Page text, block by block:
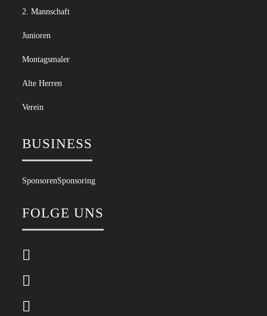
2. Mannschaft
Junioren
Montagsmaler
Alte Herren
Verein
BUSINESS
SponsorenSponsoring
FOLGE UNS